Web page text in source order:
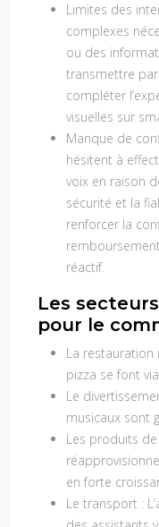
Limites des
complexes
ou des
transmettre
compléter
visuelles sur
Manque de
hésitent à
voix en raison
sécurité et la
renforcer la
réactif.
Les
pour le
La restauration
pizza se font
Le
musicaux sont
Les produits
en forte
Le transport :